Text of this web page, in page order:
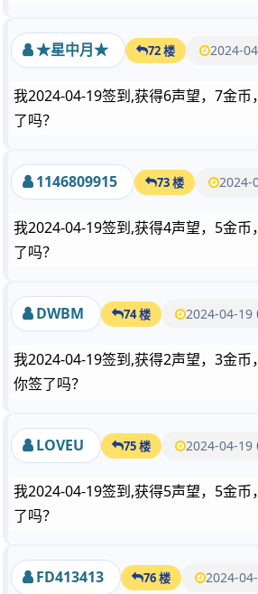
★星中月★ 72 楼 2024-
我2024-04-19签到,获得6声望，7金
了吗？
1146809915 73 楼 2024-
我2024-04-19签到,获得4声望，5金
了吗？
DWBM 74 楼 2024-04-19
我2024-04-19签到,获得2声望，3金币
你签了吗？
LOVEU 75 楼 2024-04-19
我2024-04-19签到,获得5声望，5金
了吗？
FD413413 76 楼 2024-